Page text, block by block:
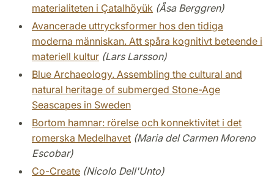
materialiteten i Çatalhöyük (Åsa Berggren)
Avancerade uttrycksformer hos den tidiga
moderna människan. Att spåra kognitivt beteende i
materiell kultur (Lars Larsson)
Blue Archaeology. Assembling the cultural and
natural heritage of submerged Stone-Age
Seascapes in Sweden
Bortom hamnar: rörelse och konnektivitet i det
romerska Medelhavet (Maria del Carmen Moreno
Escobar)
Co-Create (Nicolo Dell'Unto)